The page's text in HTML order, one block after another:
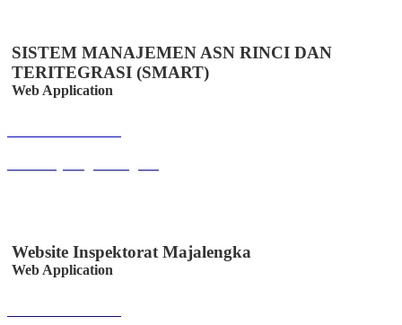
SISTEM MANAJEMEN ASN RINCI DAN
TERITEGRASI (SMART)
Web Application
Website Inspektorat Majalengka
Web Application